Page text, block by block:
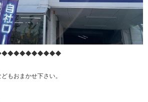
もおまかせ下さい。